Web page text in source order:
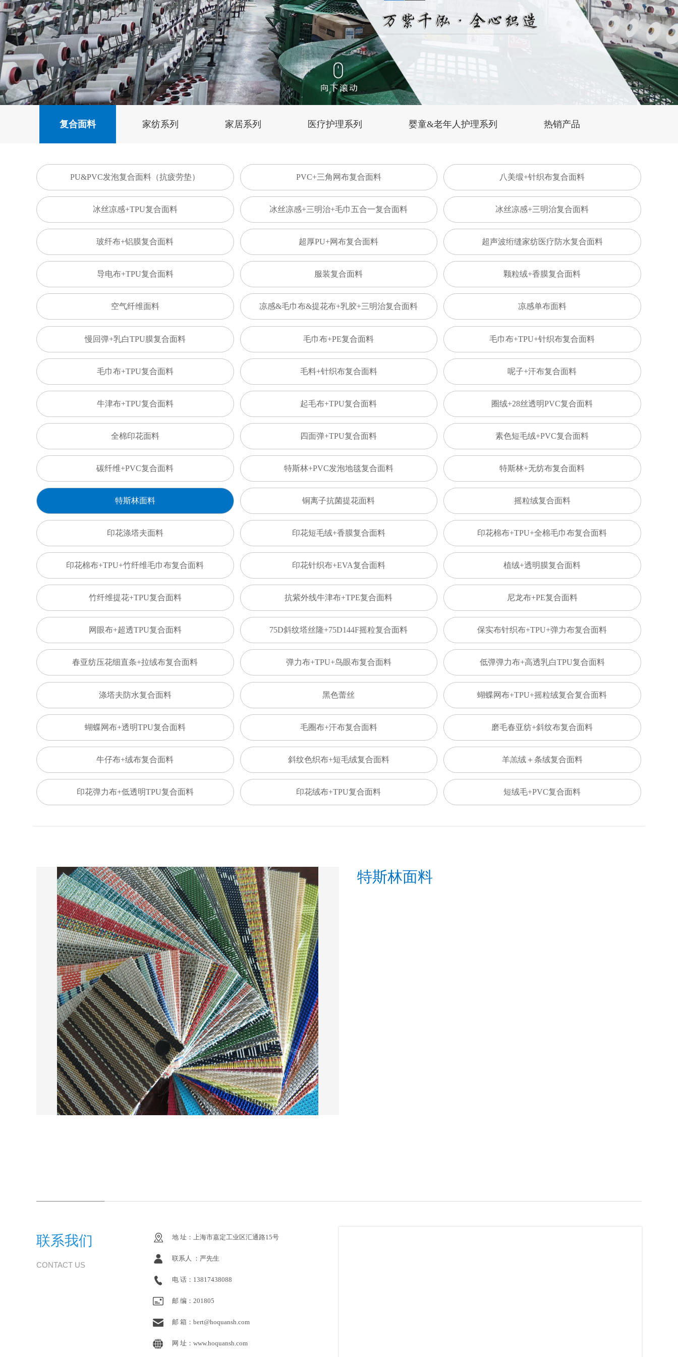
复合面料 家纺系列 家居系列 医疗护理系列 婴童&老年人护理系列 热销产品
PU&PVC发泡复合面料（抗疲劳垫） PVC+三角网布复合面料 八美缎+针织布复合面料
冰丝凉感+TPU复合面料 冰丝凉感+三明治+毛巾五合一复合面料 冰丝凉感+三明治复合面料
玻纤布+铝膜复合面料 超厚PU+网布复合面料 超声波绗缝家纺医疗防水复合面料
导电布+TPU复合面料 服装复合面料 颗粒绒+香膜复合面料
空气纤维面料 凉感&毛巾布&提花布+乳胶+三明治复合面料 凉感单布面料
慢回弹+乳白TPU膜复合面料 毛巾布+PE复合面料 毛巾布+TPU+针织布复合面料
毛巾布+TPU复合面料 毛料+针织布复合面料 呢子+汗布复合面料
牛津布+TPU复合面料 起毛布+TPU复合面料 圈绒+28丝透明PVC复合面料
全棉印花面料 四面弹+TPU复合面料 素色短毛绒+PVC复合面料
碳纤维+PVC复合面料 特斯林+PVC发泡地毯复合面料 特斯林+无纺布复合面料
特斯林面料 铜离子抗菌提花面料 摇粒绒复合面料
印花涤塔夫面料 印花短毛绒+香膜复合面料 印花棉布+TPU+全棉毛巾布复合面料
印花棉布+TPU+竹纤维毛巾布复合面料 印花针织布+EVA复合面料 植绒+透明膜复合面料
竹纤维提花+TPU复合面料 抗紫外线牛津布+TPE复合面料 尼龙布+PE复合面料
网眼布+超透TPU复合面料 75D斜纹塔丝隆+75D144F摇粒复合面料 保实布针织布+TPU+弹力布复合面料
春亚纺压花细直条+拉绒布复合面料 弹力布+TPU+鸟眼布复合面料 低弹弹力布+高透乳白TPU复合面料
涤塔夫防水复合面料 黑色蕾丝 蝴蝶网布+TPU+摇粒绒复合复合面料
蝴蝶网布+透明TPU复合面料 毛圈布+汗布复合面料 磨毛春亚纺+斜纹布复合面料
牛仔布+绒布复合面料 斜纹色织布+短毛绒复合面料 羊羔绒＋条绒复合面料
印花弹力布+低透明TPU复合面料 印花绒布+TPU复合面料 短绒毛+PVC复合面料
特斯林面料
联系我们
CONTACT US
地 址：上海市嘉定工业区汇通路15号
联系人 ：严先生
电 话：13817438088
邮 编：201805
邮 箱：bert@hoquansh.com
网 址：www.hoquansh.com